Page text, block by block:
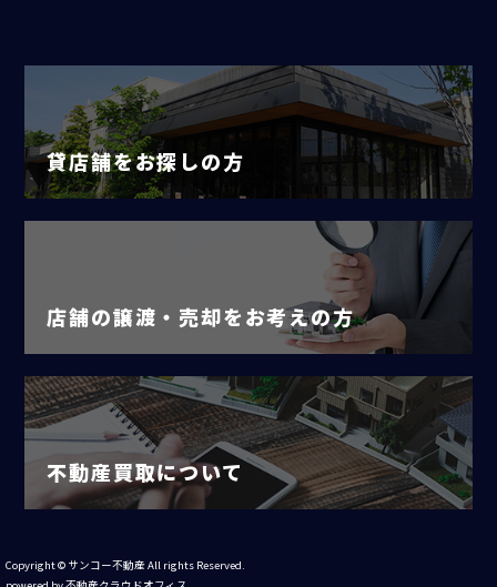
貸店舗をお探しの方
店舗の譲渡・売却をお考えの方
不動産買取について
Copyright © サンコー不動産 All rights Reserved.